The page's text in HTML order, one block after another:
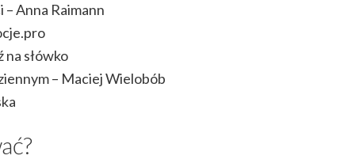
Anna Raimann
na słówko
– Maciej Wielobób